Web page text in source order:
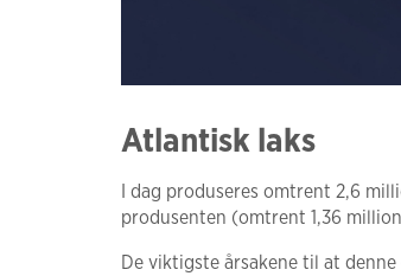
Atlantisk laks
I dag produseres omtrent 2,6
produsenten (omtrent 1,36
De viktigste årsakene til at